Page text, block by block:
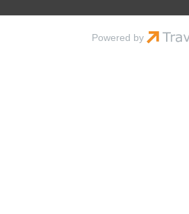
Powered by